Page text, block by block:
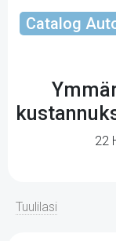
Catalog
22
Tuulilasi